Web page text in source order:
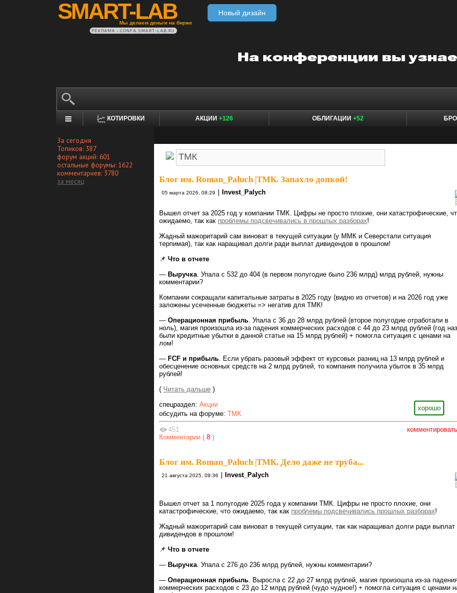
SMART-LAB
Мы делаем деньги на бирже
Новый дизайн
РЕКЛАМА • CONFA.SMART-LAB.RU
КОТИРОВКИ АКЦИИ +126 ОБЛИГАЦИИ +52
За сегодня
Топиков: 387
форум акций: 601
остальные форумы: 1622
комментариев: 3780
за месяц
Блог им. Roman_Paluch| ТМК. Запахло допкой!
05 марта 2026, 08:29 Invest_Palych
Вышел отчет за 2025 год у компании ТМК. Цифры не просто плохие, они катастрофические,
ожидаемо, так как проблемы подсвечивались в прошлых разборах!
Жадный мажоритарий сам виноват в текущей ситуации (у ММК и Северстали ситуация
терпимая), так как наращивал долги ради выплат дивидендов в прошлом!
📌 Что в отчете
— Выручка. Упала с 532 до 404 (в первом полугодие было 236 млрд) млрд рублей, нужны
комментарии?
Компании сокращали капитальные затраты в 2025 году (видно из отчетов) и на 2026 год уже
заложены усеченные бюджеты => негатив для ТМК!
— Операционная прибыль. Упала с 36 до 28 млрд рублей (второе полугодие отработали в
ноль), магия произошла из-за падения коммерческих расходов с 44 до 23 млрд рублей (год
были кредитные убытки в данной статье на 15 млрд рублей) + помогла ситуация с ценами на
лом!
— FCF и прибыль. Если убрать разовый эффект от курсовых разниц на 13 млрд рублей и
обесценение основных средств на 2 млрд рублей, то компания получила убыток в 35 млрд
рублей!
( Читать дальше )
хорошо
спецраздел: Акции
обсудить на форуме: ТМК
комментировать
451
Комментарии ( 8 )
Блог им. Roman_Paluch |ТМК. Дело даже не труба...
21 августа 2025, 09:36 | Invest_Palych
Вышел отчет за 1 полугодие 2025 года у компании ТМК. Цифры не просто плохие, они
катастрофические, что ожидаемо, так как проблемы подсвечивались прошлых разборах!
Жадный мажоритарий сам виноват в текущей ситуации, так как наращивал долги ради выплат
дивидендов в прошлом!
📌 Что в отчете
— Выручка . Упала с 276 до 236 млрд рублей, нужны комментарии?
— Операционная прибыль . Выросла с 22 до 27 млрд рублей, магия произошла из-за
коммерческих расходов с 23 до 12 млрд рублей (чудо чудное!) + помогла ситуация с ценами